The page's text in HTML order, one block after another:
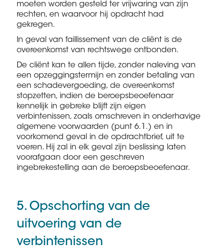
moeten worden gesteld ter vrijwaring van zijn
rechten, en waarvoor hij opdracht had
gekregen.
ln geval van faillissement van de cliënt is de
overeenkomst van rechtswege ontbonden.
De cliënt kan te allen tijde, zonder naleving van
een opzeggingstermijn en zonder betaling van
een schadevergoeding, de overeenkomst
stopzetten, indien de beroepsbeoefenaar
kennelijk in gebreke blijft zijn eigen
verbintenissen, zoals omschreven in onderhavige
algemene voorwaarden (punt 6.1.) en in
voorkomend geval in de opdrachtbrief, uit te
voeren. Hij zal in elk geval zijn beslissing laten
voorafgaan door een geschreven
ingebrekestelling aan de beroepsbeoefenaar.
5. Opschorting van de
uitvoering van de
verbintenissen